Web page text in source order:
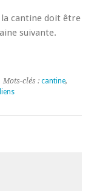
la cantine doit être
suivante.
| Mots-clés : cantine,